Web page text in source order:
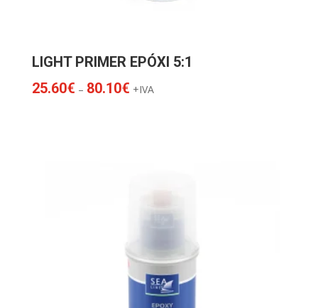
LIGHT PRIMER EPÓXI 5:1
25.60€ – 80.10€Price
+IVA